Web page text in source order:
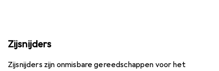
Zijsnijders
Zijsnijders zijn onmisbare gereedschappen voor het